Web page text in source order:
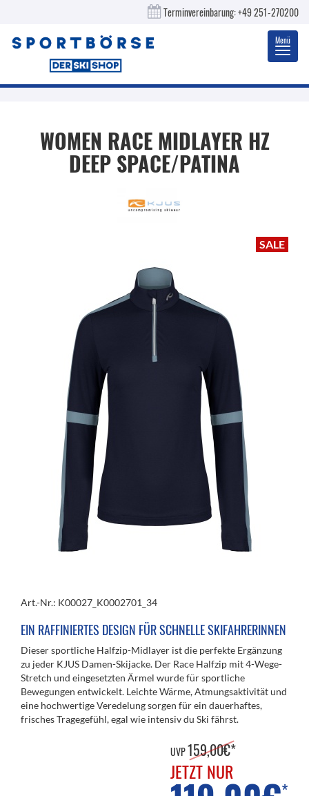
Terminvereinbarung:+49 251-270200
Menü
WOMEN RACE MIDLAYER HZ
DEEP SPACE/PATINA
SALE
Art.-Nr.: K00027_K0002701_34
EIN RAFFINIERTES DESIGN FÜR SCHNELLE SKIFAHRERINNEN
Dieser sportliche Halfzip-Midlayer ist die perfekte Ergänzung
zu jeder KJUS Damen-Skijacke. Der Race Halfzip mit 4-Wege-
Stretch und eingesetzten Ärmel wurde für sportliche
Bewegungen entwickelt. Leichte Wärme, Atmungsaktivität und
eine hochwertige Veredelung sorgen für ein dauerhaftes,
frisches Tragegefühl, egal wie intensiv du Ski fährst.
UVP159,00€*
JETZT NUR
*